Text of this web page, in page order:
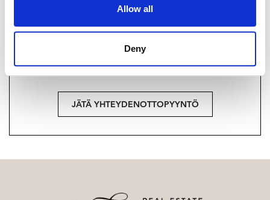
Allow all
Deny
Haluatko lisätietoja?
Ota yhteyttä, tai jätä yhteystietosi.
JÄTÄ YHTEYDENOTTOPYYNTÖ